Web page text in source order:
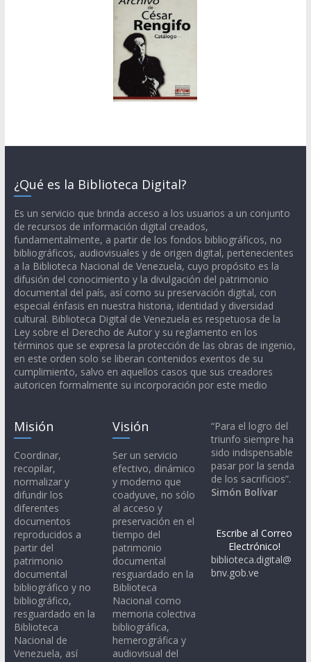
¿Qué es la Biblioteca Digital?
Es un servicio que brinda acceso a los usuarios a un conjunto
de recursos de información digital creados,
fundamentalmente, a partir de los fondos bibliográficos, no
bibliográficos, audiovisuales y de origen digital, pertenecientes
a la Biblioteca Nacional de Venezuela, cuyo propósito es la
difusión del conocimiento y la divulgación del patrimonio
documental del país, así como su preservación digital, con
especial énfasis en nuestra historia, identidad y diversidad
cultural. Biblioteca Digital de Venezuela es respetuosa de la
Ley sobre el Derecho de Autor y su reglamento en los
términos que se expresa la protección de las obras de ingenio,
en este orden solo se liberan contenidos exentos de su
cumplimiento, salvo en aquellos casos que sus creadores
autoricen formalmente su incorporación por este medio
Misión
Coordinar,
recopilar,
normalizar y
difundir los
diferentes
documentos
reproducidos a
partir del
patrimonio
documental
bibliográfico y no
bibliográfico,
resguardado en la
Biblioteca
Nacional de
Venezuela, así
Visión
Ser un servicio
efectivo, dinámico
y moderno que
coadyuve, no sólo
al acceso y
preservación en el
tiempo del
patrimonio
documental
resguardado en la
Biblioteca
Nacional como
memoria colectiva
bibliográfica,
hemerográfica y
audiovisual del
“Para el logro del
triunfo siempre ha
sido indispensable
pasar por la senda
de los sacrificios”.
Simón Bolívar
Escribe al Correo
Electrónico!
biblioteca.digital@
bnv.gob.ve